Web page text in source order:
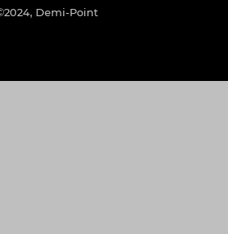
Demi-Point